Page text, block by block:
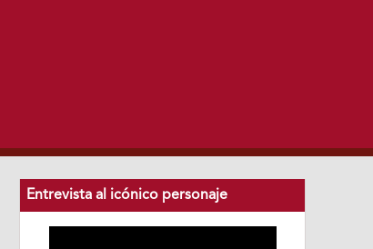
Entrevista al icónico personaje